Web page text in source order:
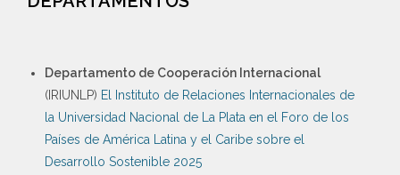
Departamento de Cooperación Internacional
(IRIUNLP) El Instituto de Relaciones Internacionales de
la Universidad Nacional de La Plata en el Foro de los
Países de América Latina y el Caribe sobre el
Desarrollo Sostenible 2025